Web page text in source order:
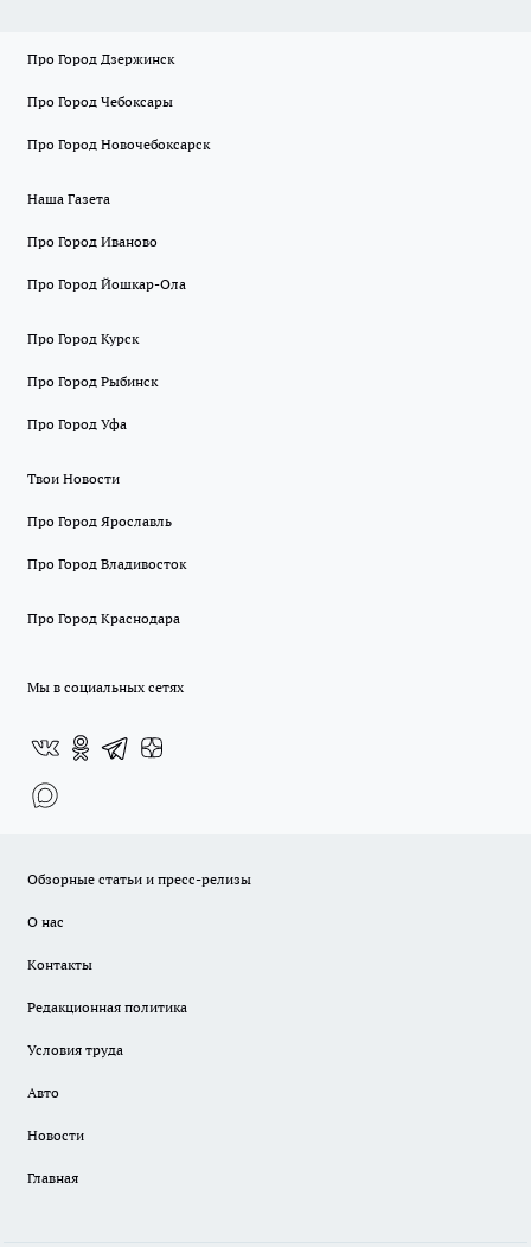
Про Город Дзержинск
Про Город Чебоксары
Про Город Новочебоксарск
Наша Газета
Про Город Иваново
Про Город Йошкар-Ола
Про Город Курск
Про Город Рыбинск
Про Город Уфа
Твои Новости
Про Город Ярославль
Про Город Владивосток
Про Город Краснодара
Мы в социальных сетях
Обзорные статьи и пресс-релизы
О нас
Контакты
Редакционная политика
Условия труда
Авто
Новости
Главная